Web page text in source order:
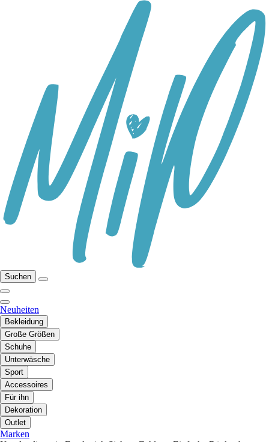
Suchen
Neuheiten
Bekleidung
Große Größen
Schuhe
Unterwäsche
Sport
Accessoires
Für ihn
Dekoration
Outlet
Marken